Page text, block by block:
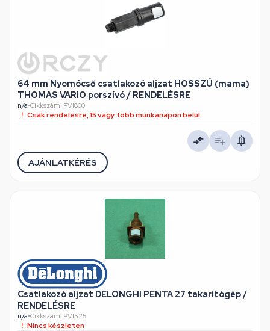
64 mm Nyomócső csatlakozó aljzat HOSSZÚ (mama)
THOMAS VARIO porszívó / RENDELÉSRE
n/a•Cikkszám: PVI800
Csak rendelésre, 15 vagy több munkanapon belül
AJÁNLATKÉRÉS
Csatlakozó aljzat DELONGHI PENTA 27 takarítógép /
RENDELÉSRE
n/a•Cikkszám: PVI525
Nincs készleten